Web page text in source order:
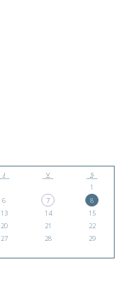
J V S
1
6 7
8
13 14
15
20 21
22
27 28
29